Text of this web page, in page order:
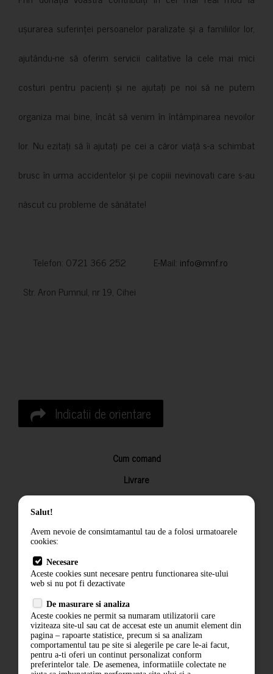
ușurarea suferinței persoanelor paralizate și a familiilor lor,
ajutându-ne să oferim servicii calitative la cele mai mici
costuri pentru pacienți și ne ajutați pe noi să ne putem
organiza mai bine, încât să venim în întâmpinarea nevoilor
lor. Nu ezitați să îi ajutați pe cei a căror viață s-a schimbat
brusc în urma accidentelor și pe copiii nevinovati care s-au
născut cu probleme de sănătate!
Telefon: 0721 366 252 E-Mail: info@mnf.ro
Str. Aron Pumnul, nr 19, Cihei
Indicatii de orientare
Cum comand
Livrare
Returnarea produselor
Termeni si conditii
Politica de confidentialitate
ANPC
Salut!
Avem nevoie de consimtamantul tau de a folosi urmatoarele
cookies:
Necesare
Aceste cookies sunt necesare pentru functionarea site-ului
web si nu pot fi dezactivate
De masurare si analiza
Aceste cookies ne permit sa numaram utilizatorii care
viziteaza site-ul sau cat de accesat este un anumit element din
pagina – rapoarte statistice, precum si sa analizam
comportamentul tau pe site si alegerile pe care le-ai facut,
pentru a-ti oferi un continut personalizat conform
preferintelor tale. De asemenea, informatiile colectate ne